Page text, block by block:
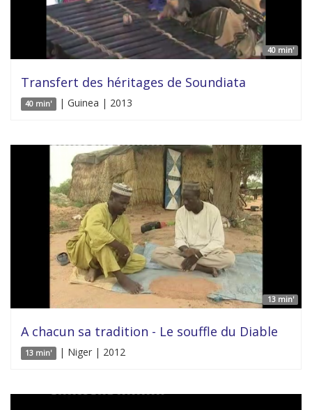
40 min'
Transfert des héritages de Soundiata
40 min' | Guinea | 2013
13 min'
A chacun sa tradition - Le souffle du Diable
13 min' | Niger | 2012